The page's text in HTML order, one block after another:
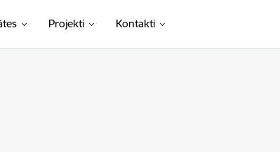
Projekti Kontakti